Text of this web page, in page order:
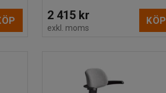
2 415 kr
exkl. moms
KÖP